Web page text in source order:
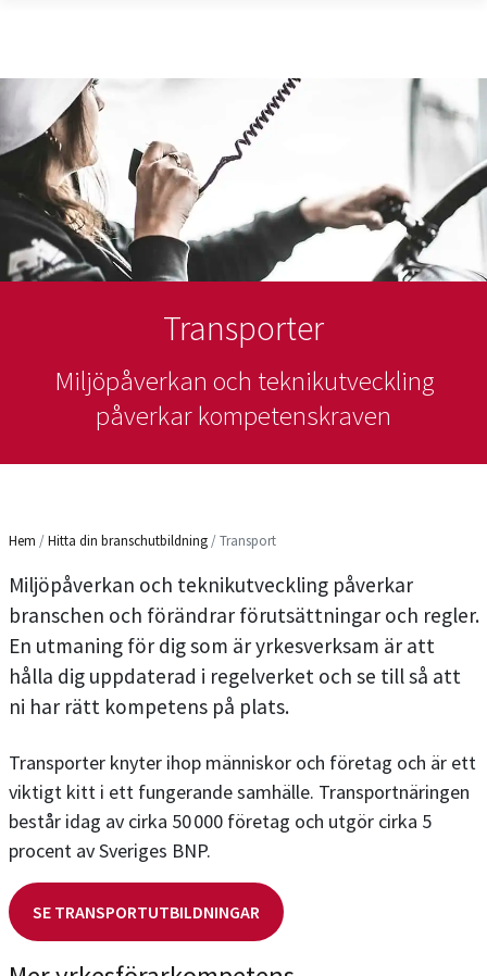
Transporter
Miljöpåverkan och teknikutveckling
påverkar kompetenskraven
Hem /Hitta din branschutbildning/Transport
Miljöpåverkan och teknikutveckling påverkar
branschen och förändrar förutsättningar och regler.
En utmaning för dig som är yrkesverksam är att
hålla dig uppdaterad i regelverket och se till så att
ni har rätt kompetens på plats.
Transporter knyter ihop människor och företag och är ett
viktigt kitt i ett fungerande samhälle. Transportnäringen
består idag av cirka 50 000 företag och utgör cirka 5
procent av Sveriges BNP.
SE TRANSPORTUTBILDNINGAR